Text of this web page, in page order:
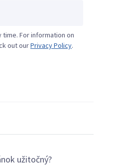
time. For information on
out ourPrivacy Policy.
užitočný?